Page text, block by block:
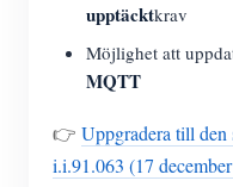
upptäcktkrav
Möjlighet att
MQTT
👉 Uppgradera till den
i.i.91.063 (17